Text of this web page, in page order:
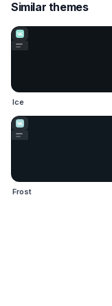
Similar themes
Ice
Frost